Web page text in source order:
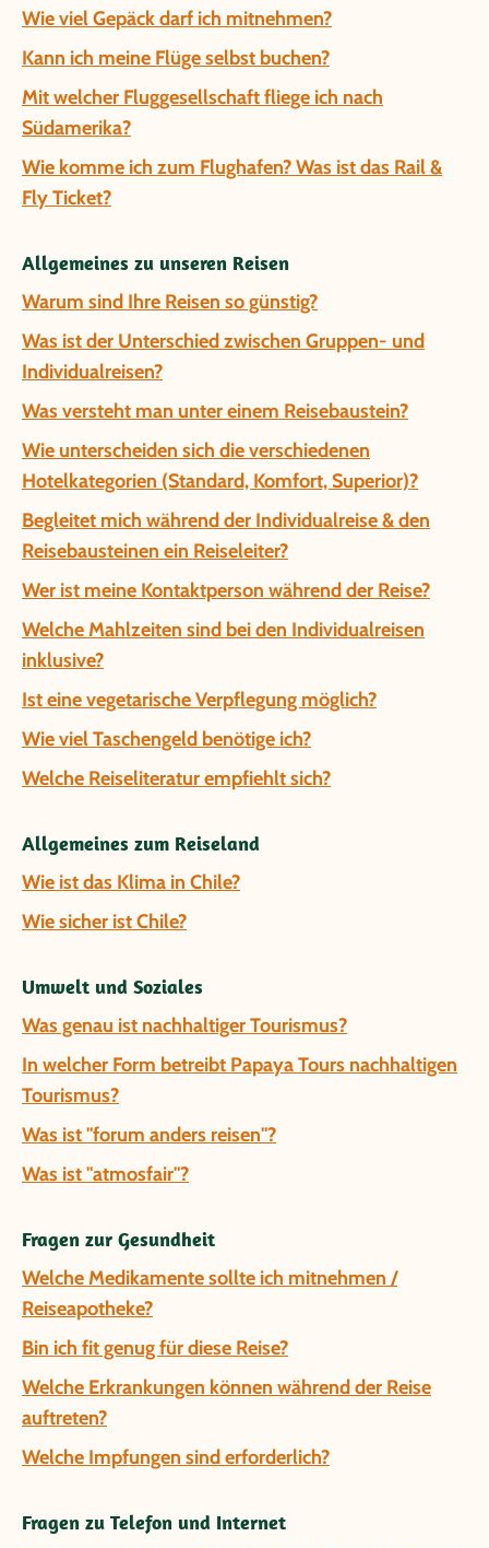
Wie viel Gepäck darf ich mitnehmen?
Kann ich meine Flüge selbst buchen?
Mit welcher Fluggesellschaft fliege ich nach
Südamerika?
Wie komme ich zum Flughafen? Was ist das Rail &
Fly Ticket?
Allgemeines zu unseren Reisen
Warum sind Ihre Reisen so günstig?
Was ist der Unterschied zwischen Gruppen- und
Individualreisen?
Was versteht man unter einem Reisebaustein?
Wie unterscheiden sich die verschiedenen
Hotelkategorien (Standard, Komfort, Superior)?
Begleitet mich während der Individualreise & den
Reisebausteinen ein Reiseleiter?
Wer ist meine Kontaktperson während der Reise?
Welche Mahlzeiten sind bei den Individualreisen
inklusive?
Ist eine vegetarische Verpflegung möglich?
Wie viel Taschengeld benötige ich?
Welche Reiseliteratur empfiehlt sich?
Allgemeines zum Reiseland
Wie ist das Klima in Chile?
Wie sicher ist Chile?
Umwelt und Soziales
Was genau ist nachhaltiger Tourismus?
In welcher Form betreibt Papaya Tours nachhaltigen
Tourismus?
Was ist "forum anders reisen"?
Was ist "atmosfair"?
Fragen zur Gesundheit
Welche Medikamente sollte ich mitnehmen /
Reiseapotheke?
Bin ich fit genug für diese Reise?
Welche Erkrankungen können während der Reise
auftreten?
Welche Impfungen sind erforderlich?
Fragen zu Telefon und Internet